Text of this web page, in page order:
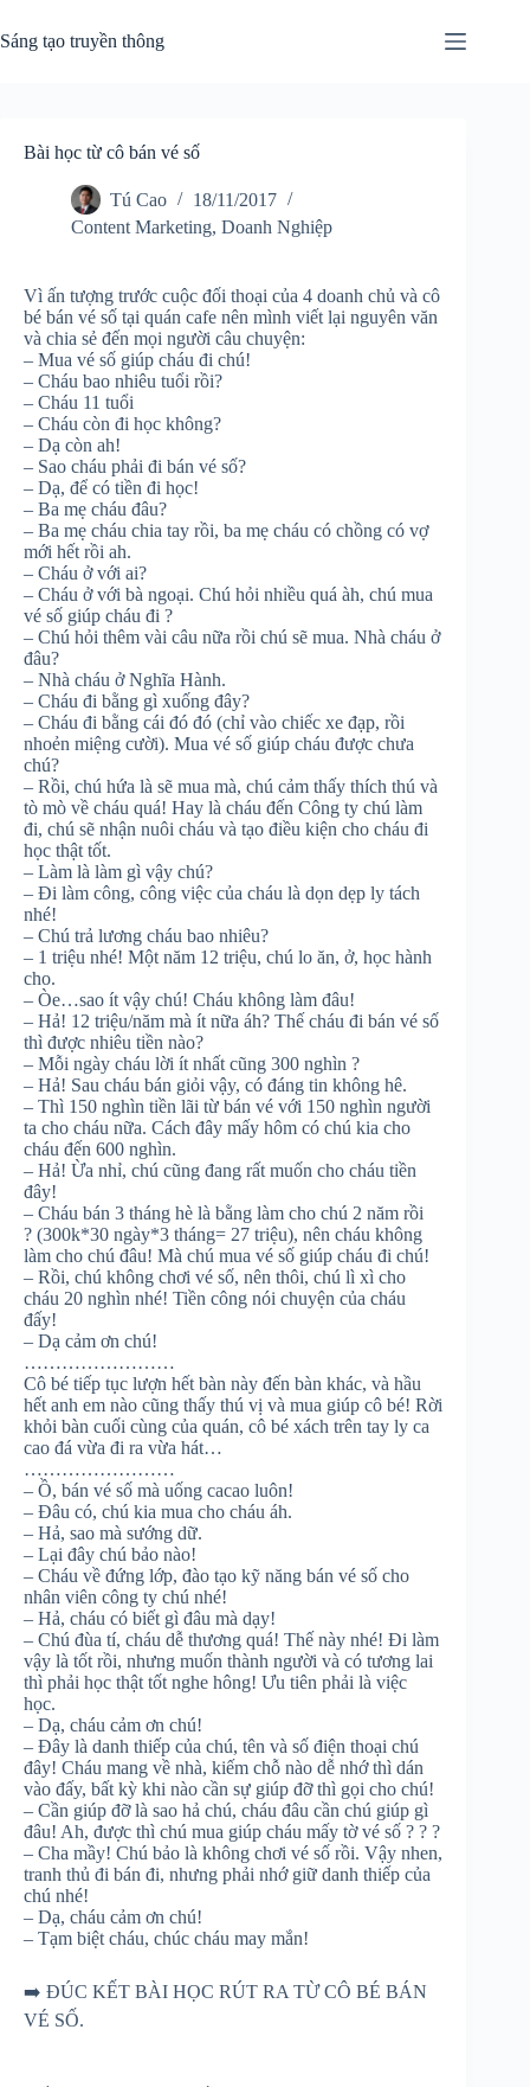
đến
phần
Sáng tạo truyền thông
Bài học từ cô bán vé số
Tú Cao
18/11/2017
Content Marketing, Doanh Nghiệp
Vì ấn tượng trước cuộc đối thoại của 4 doanh chủ và cô
bé bán vé số tại quán cafe nên mình viết lại nguyên văn
và chia sẻ đến mọi người câu chuyện:
– Mua vé số giúp cháu đi chú!
– Cháu bao nhiêu tuổi rồi?
– Cháu 11 tuổi
– Cháu còn đi học không?
– Dạ còn ah!
– Sao cháu phải đi bán vé số?
– Dạ, để có tiền đi học!
– Ba mẹ cháu đâu?
– Ba mẹ cháu chia tay rồi, ba mẹ cháu có chồng có vợ
mới hết rồi ah.
– Cháu ở với ai?
– Cháu ở với bà ngoại. Chú hỏi nhiều quá àh, chú mua
vé số giúp cháu đi ?
– Chú hỏi thêm vài câu nữa rồi chú sẽ mua. Nhà cháu ở
đâu?
– Nhà cháu ở Nghĩa Hành.
– Cháu đi bằng gì xuống đây?
– Cháu đi bằng cái đó đó (chỉ vào chiếc xe đạp, rồi
nhoẻn miệng cười). Mua vé số giúp cháu được chưa
chú?
– Rồi, chú hứa là sẽ mua mà, chú cảm thấy thích thú và
tò mò về cháu quá! Hay là cháu đến Công ty chú làm
đi, chú sẽ nhận nuôi cháu và tạo điều kiện cho cháu đi
học thật tốt.
– Làm là làm gì vậy chú?
– Đi làm công, công việc của cháu là dọn dẹp ly tách
nhé!
– Chú trả lương cháu bao nhiêu?
– 1 triệu nhé! Một năm 12 triệu, chú lo ăn, ở, học hành
cho.
– Òe…sao ít vậy chú! Cháu không làm đâu!
– Hả! 12 triệu/năm mà ít nữa áh? Thế cháu đi bán vé số
thì được nhiêu tiền nào?
– Mỗi ngày cháu lời ít nhất cũng 300 nghìn ?
– Hả! Sau cháu bán giỏi vậy, có đáng tin không hê.
– Thì 150 nghìn tiền lãi từ bán vé với 150 nghìn người
ta cho cháu nữa. Cách đây mấy hôm có chú kia cho
cháu đến 600 nghìn.
– Hả! Ừa nhỉ, chú cũng đang rất muốn cho cháu tiền
đây!
– Cháu bán 3 tháng hè là bằng làm cho chú 2 năm rồi
? (300k*30 ngày*3 tháng= 27 triệu), nên cháu không
làm cho chú đâu! Mà chú mua vé số giúp cháu đi chú!
– Rồi, chú không chơi vé số, nên thôi, chú lì xì cho
cháu 20 nghìn nhé! Tiền công nói chuyện của cháu
đấy!
– Dạ cảm ơn chú!
……………………
Cô bé tiếp tục lượn hết bàn này đến bàn khác, và hầu
hết anh em nào cũng thấy thú vị và mua giúp cô bé! Rời
khỏi bàn cuối cùng của quán, cô bé xách trên tay ly ca
cao đá vừa đi ra vừa hát…
……………………
– Ồ, bán vé số mà uống cacao luôn!
– Đâu có, chú kia mua cho cháu áh.
– Hả, sao mà sướng dữ.
– Lại đây chú bảo nào!
– Cháu về đứng lớp, đào tạo kỹ năng bán vé số cho
nhân viên công ty chú nhé!
– Hả, cháu có biết gì đâu mà dạy!
– Chú đùa tí, cháu dễ thương quá! Thế này nhé! Đi làm
vậy là tốt rồi, nhưng muốn thành người và có tương lai
thì phải học thật tốt nghe hông! Ưu tiên phải là việc
học.
– Dạ, cháu cảm ơn chú!
– Đây là danh thiếp của chú, tên và số điện thoại chú
đây! Cháu mang về nhà, kiếm chỗ nào dễ nhớ thì dán
vào đấy, bất kỳ khi nào cần sự giúp đỡ thì gọi cho chú!
– Cần giúp đỡ là sao hả chú, cháu đâu cần chú giúp gì
đâu! Ah, được thì chú mua giúp cháu mấy tờ vé số ? ? ?
– Cha mầy! Chú bảo là không chơi vé số rồi. Vậy nhen,
tranh thủ đi bán đi, nhưng phải nhớ giữ danh thiếp của
chú nhé!
– Dạ, cháu cảm ơn chú!
– Tạm biệt cháu, chúc cháu may mắn!
➡️ ĐÚC KẾT BÀI HỌC RÚT RA TỪ CÔ BÉ BÁN
VÉ SỐ.